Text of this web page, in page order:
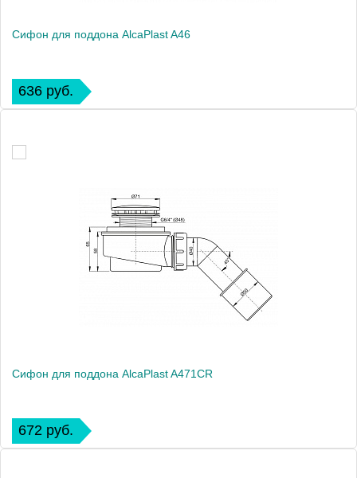
Сифон для поддона AlcaPlast A46
636 руб.
Сифон для поддона AlcaPlast A471CR
672 руб.